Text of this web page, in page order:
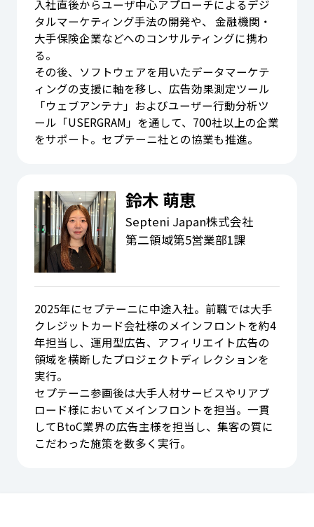
入社直後からユーザ中心アプローチによるデジ
タルマーケティング手法の開発や、 金融機関・
大手保険企業などへのコンサルティングに携わ
る。
その後、ソフトウェアを用いたデータマーケテ
ィングの支援に軸を移し、広告効果測定ツール
「ウェブアンテナ」およびユーザー行動分析ツ
ール「USERGRAM」を通して、700社以上の企業
をサポート。セプテーニ社との協業も推進。
鈴木 萌恵
Septeni Japan株式会社
第二領域第5営業部1課
2025年にセプテーニに中途入社。前職では大手
クレジットカード会社様のメインフロントを約4
年担当し、運用型広告、アフィリエイト広告の
領域を横断したプロジェクトディレクションを
実行。
セプテーニ参画後は大手人材サービスやリアブ
ロード様においてメインフロントを担当。一貫
してBtoC業界の広告主様を担当し、集客の質に
こだわった施策を数多く実行。